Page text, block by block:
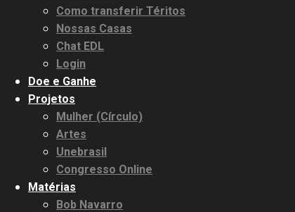
Como transferir Téritos
Nossas Casas
Chat EDL
Login
Doe e Ganhe
Projetos
Mulher (Círculo)
Artes
Unebrasil
Congresso Online
Matérias
Bob Navarro